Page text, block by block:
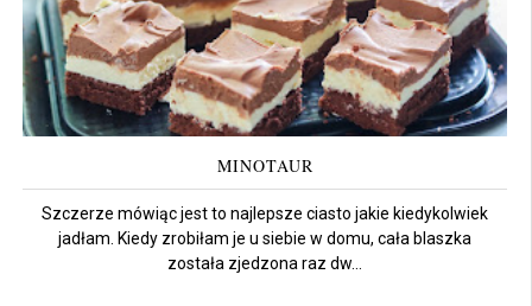
MINOTAUR
Szczerze mówiąc jest to najlepsze ciasto jakie kiedykolwiek
jadłam. Kiedy zrobiłam je u siebie w domu, cała blaszka
została zjedzona raz dw...